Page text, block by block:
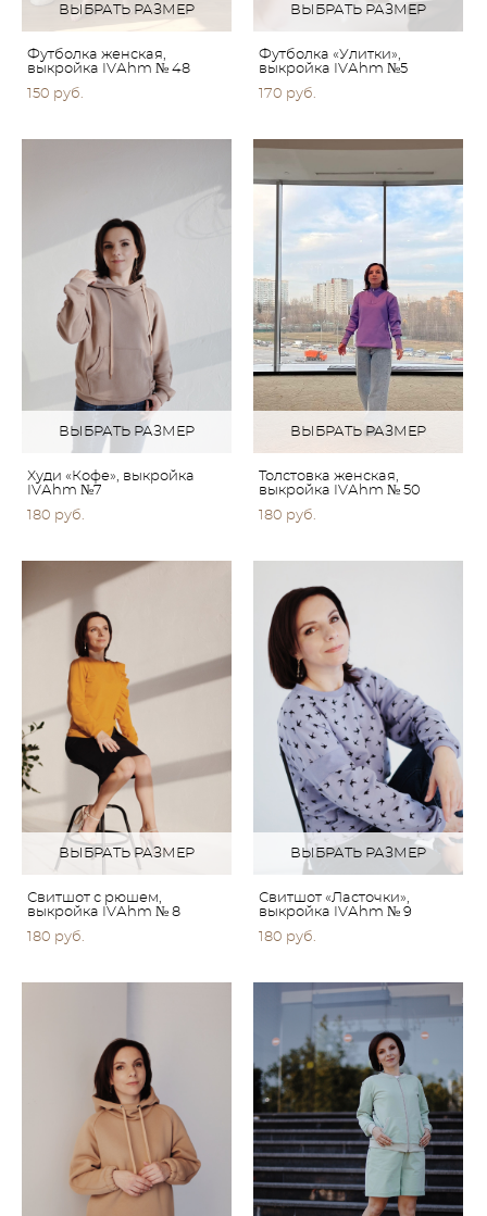
ВЫБРАТЬ РАЗМЕР
Футболка женская,
выкройка IVАhm № 48
150 pуб.
ВЫБРАТЬ РАЗМЕР
Футболка «Улитки»,
выкройка IVАhm №5
170 pуб.
ВЫБРАТЬ РАЗМЕР
Худи «Кофе», выкройка
IVАhm №7
180 pуб.
ВЫБРАТЬ РАЗМЕР
Толстовка женская,
выкройка IVАhm № 50
180 pуб.
ВЫБРАТЬ РАЗМЕР
Свитшот с рюшем,
выкройка IVАhm № 8
180 pуб.
ВЫБРАТЬ РАЗМЕР
Свитшот «Ласточки»,
выкройка IVАhm № 9
180 pуб.